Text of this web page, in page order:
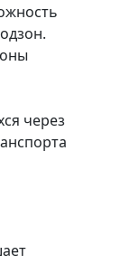
через